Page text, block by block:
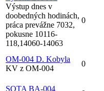
Výstup dnes v
doobedných hodinách,
práca prevážne 7032,
pokusne 10116-
118,14060-14063
0
OM-004 D. Kobyla
KV z OM-004
0
SOTA BA-004